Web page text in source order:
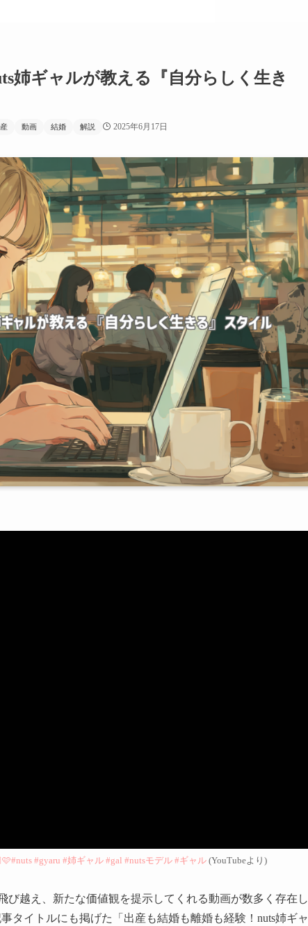
姉ギャルが教える『自分らしく生き
動画 結婚 解説 2025年6月17日
#gyaru #姉ギャル #gal #nutsモデル #ギャル(YouTubeより)
び越え、新たな価値観を提示してくれる動画が数多く存在し
タイトルにも掲げた「出産も結婚も離婚も経験！nuts姉ギャ